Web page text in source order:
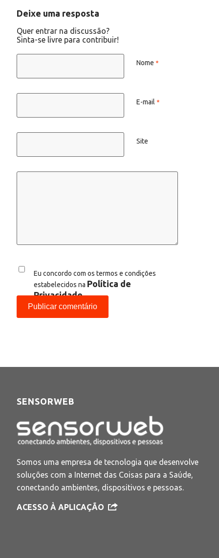
Deixe uma resposta
Quer entrar na discussão?
Sinta-se livre para contribuir!
Nome *
E-mail *
Site
Eu concordo com os termos e condições
estabelecidos na Política de
Privacidade
SENSORWEB
Somos uma empresa de tecnologia que desenvolve
soluções com a Internet das Coisas para a Saúde,
conectando ambientes, dispositivos e pessoas.
ACESSO À APLICAÇÃO